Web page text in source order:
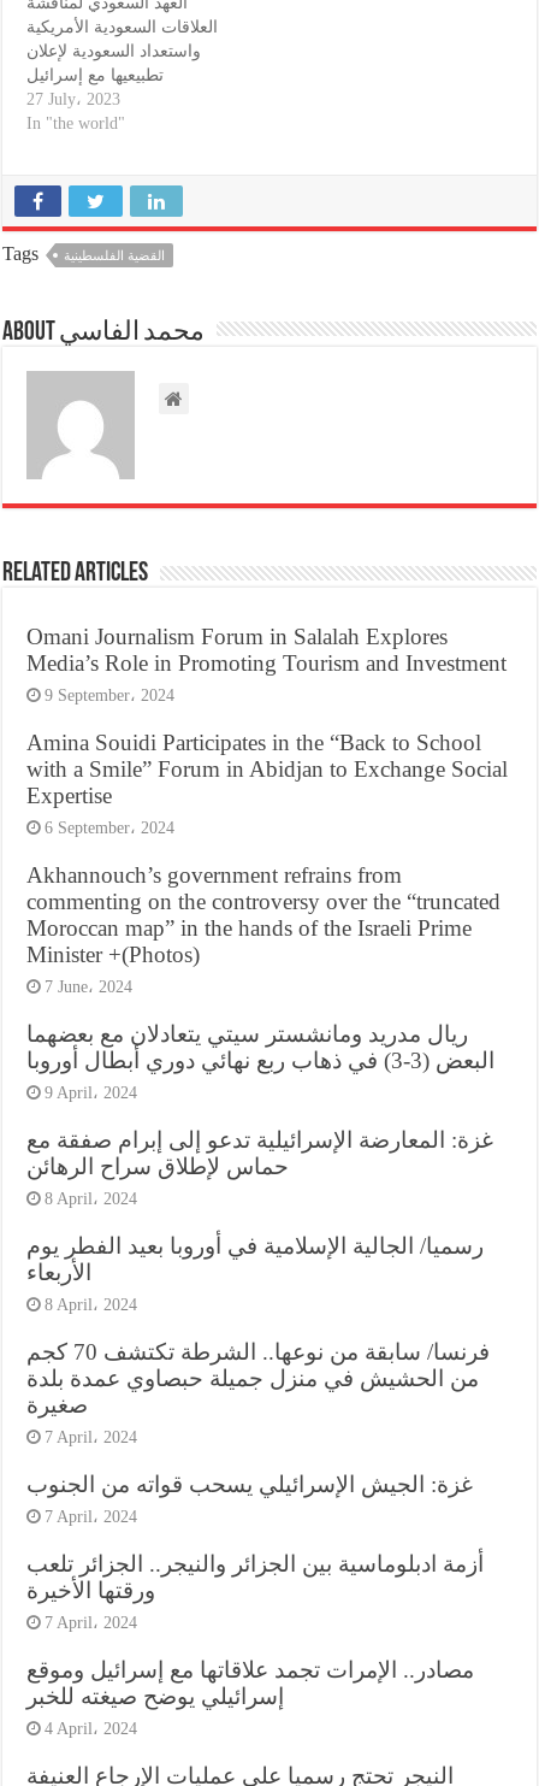
العلاقات السعودية الأمريكية
واستعداد السعودية لإعلان
تطبيعيها مع إسرائيل
27 July، 2023
In "the world"
Tags القضية الفلسطينية
About محمد الفاسي
Related Articles
Omani Journalism Forum in Salalah Explores
Media’s Role in Promoting Tourism and Investment
9 September، 2024
Amina Souidi Participates in the “Back to School
with a Smile” Forum in Abidjan to Exchange Social
Expertise
6 September، 2024
Akhannouch’s government refrains from
commenting on the controversy over the “truncated
Moroccan map” in the hands of the Israeli Prime
Minister +(Photos)
7 June، 2024
ريال مدريد ومانشستر سيتي يتعادلان مع بعضهما
البعض (3-3) في ذهاب ربع نهائي دوري أبطال أوروبا
9 April، 2024
غزة: المعارضة الإسرائيلية تدعو إلى إبرام صفقة مع
حماس لإطلاق سراح الرهائن
8 April، 2024
رسميا/ الجالية الإسلامية في أوروبا بعيد الفطر يوم
الأربعاء
8 April، 2024
فرنسا/ سابقة من نوعها.. الشرطة تكتشف 70 كجم
من الحشيش في منزل جميلة حبصاوي عمدة بلدة
صغيرة
7 April، 2024
غزة: الجيش الإسرائيلي يسحب قواته من الجنوب
7 April، 2024
أزمة ادبلوماسية بين الجزائر والنيجر.. الجزائر تلعب
ورقتها الأخيرة
7 April، 2024
مصادر.. الإمرات تجمد علاقاتها مع إسرائيل وموقع
إسرائيلي يوضح صيغته للخبر
4 April، 2024
النيجر تحتج رسميا على عمليات الإرجاع العنيفة